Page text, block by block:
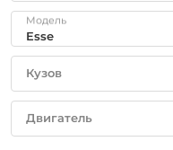
Модель
Кузов
Двигатель